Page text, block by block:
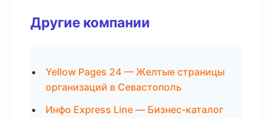
Другие компании
Yellow Pages 24 — Желтые страницы
организаций в Севастополь
Инфо Express Line — Бизнес-каталог